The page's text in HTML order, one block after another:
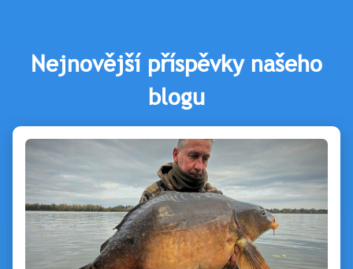
Nejnovější příspěvky našeho
blogu